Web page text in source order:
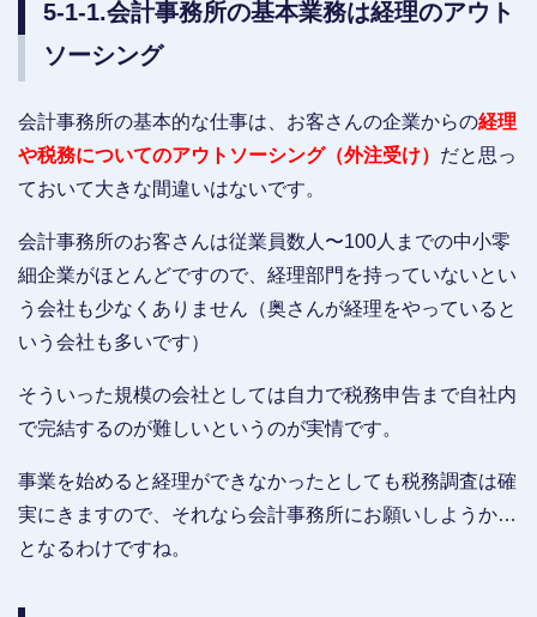
5-1-1.会計事務所の基本業務は経理のアウト
ソーシング
会計事務所の基本的な仕事は、お客さんの企業からの経理
や税務についてのアウトソーシング（外注受け） だと思っ
ておいて大きな間違いはないです。
会計事務所のお客さんは従業員数人〜100人までの中小零
細企業がほとんどですので、経理部門を持っていないとい
う会社も少なくありません（奥さんが経理をやっていると
いう会社も多いです）
そういった規模の会社としては自力で税務申告まで自社内
で完結するのが難しいというのが実情です。
事業を始めると経理ができなかったとしても税務調査は確
実にきますので、それなら会計事務所にお願いしようか…
となるわけですね。